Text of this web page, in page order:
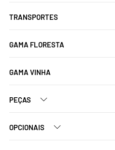
TRANSPORTES
GAMA FLORESTA
GAMA VINHA
PEÇAS
OPCIONAIS